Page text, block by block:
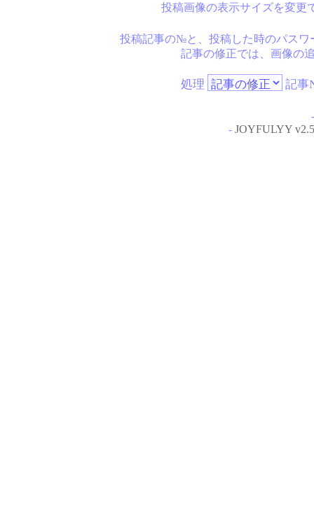
投稿画像の表示サイズを変更
投稿記事の№と、投稿した時のパスワ
記事の修正では、画像の
処理 記事
- JOYFULYY